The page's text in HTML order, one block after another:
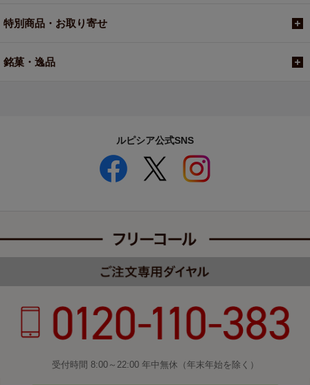
特別商品・お取り寄せ
銘菓・逸品
ルピシア公式SNS
受付時間 8:00～22:00 年中無休（年末年始を除く）